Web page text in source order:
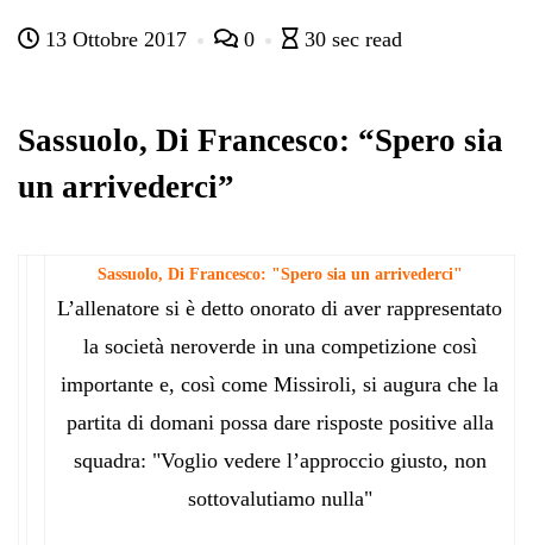
bo tte ts
pp
gr
m
ed di
di
13 Ottobre 2017 0 30 sec read
Sassuolo, Di Francesco: “Spero sia
un arrivederci”
Sassuolo, Di Francesco: "Spero sia un arrivederci"
L’allenatore si è detto onorato di aver rappresentato
la società neroverde in una competizione così
importante e, così come Missiroli, si augura che la
partita di domani possa dare risposte positive alla
squadra: "Voglio vedere l’approccio giusto, non
sottovalutiamo nulla"